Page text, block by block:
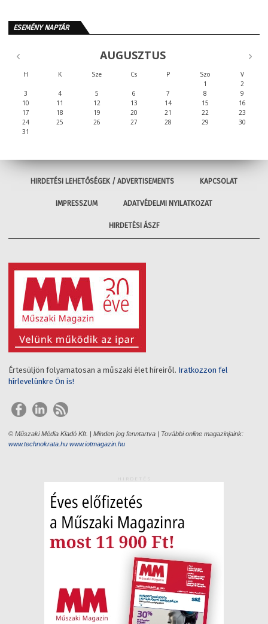
ESEMÉNY NAPTÁR
AUGUSZTUS
H K Sze Cs P Szo
V
1
2
3
4 5 6 7 8
9
10
11 12 13 14 15
16
17
18 19 20 21 22
23
24
25 26 27 28 29
30
31
HIRDETÉSI LEHETŐSÉGEK / ADVERTISEMENTS KAPCSOLAT
IMPRESSZUM ADATVÉDELMI NYILATKOZAT
HIRDETÉSI ÁSZF
Értesüljön folyamatosan a műszaki élet híreiről. Iratkozzon fel
hírlevelünkre Ön is!
© Műszaki Média Kiadó Kft. | Minden jog fenntartva | További online magazinjaink:
www.technokrata.hu www.iotmagazin.hu
HIRDETÉS